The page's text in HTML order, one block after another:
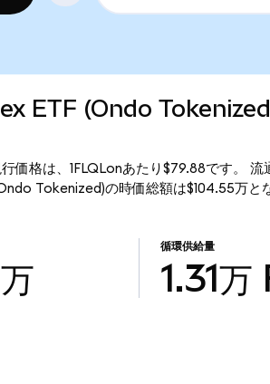
(Ondo Tokenized)
格は、1FLQLonあたり$79.88です。 流
Tokenized)の時価総額は$104.55万と
循環供給量
1.31万